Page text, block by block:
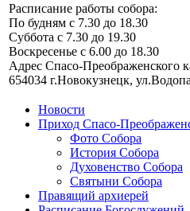
Расписание работы собора:
По будням с 7.30 до 18.30
Суббота с 7.30 до 19.30
Воскресенье с 6.00 до 18.30
Адрес Спасо-Преображенского
654034 г.Новокузнецк,
Новости
Приход Спасо-
Фото Собора
История Собора
Духовенство Собора
Святыни Собора
Правящий архиерей